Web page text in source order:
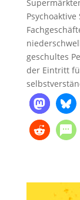
geschultes
der Eintritt